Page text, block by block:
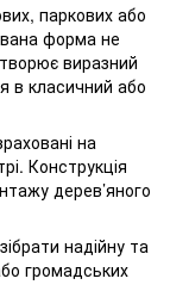
паркових або
форма не
виразний
в класичний або
на
Конструкція
дерев’яного
надійну та
громадських